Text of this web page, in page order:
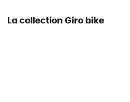
La collection Giro bike